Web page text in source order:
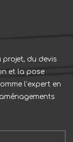
du devis
et la pose
l’expert en